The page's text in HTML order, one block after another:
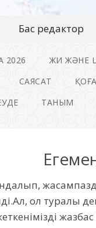
Бас редактор
2026 ЖИ ЖӘНЕ
САЯСАТ
ТАНЫМ
ол туралы